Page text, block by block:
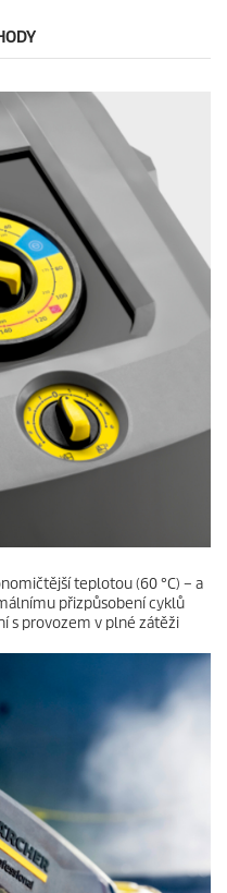
teplotou (60 °C) – a
přizpůsobení cyklů
s provozem v plné zátěži